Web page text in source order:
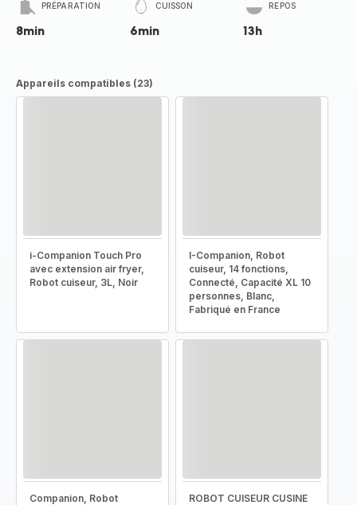
PRÉPARATION
8min
CUISSON
6min
REPOS
13h
Appareils compatibles (23)
i-Companion Touch Pro
avec extension air fryer,
Robot cuiseur, 3L, Noir
I-Companion, Robot
cuiseur, 14 fonctions,
Connecté, Capacité XL 10
personnes, Blanc,
Fabriqué en France
Companion, Robot
ROBOT CUISEUR CUSINE